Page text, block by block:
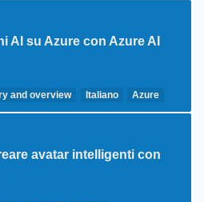
AI su Azure con Azure AI
and overview Italiano
Azure
avatar intelligenti con